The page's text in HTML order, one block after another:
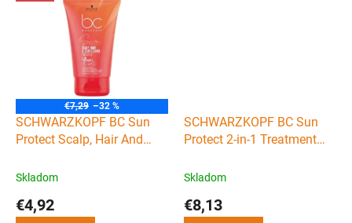
€7,29 –32 %
SCHWARZKOPF BC Sun
Protect Scalp, Hair And
slnečný šampón 3v1
Skladom
€4,92
SCHWARZKOPF BC Sun
Protect 2-in-1 Treatment
slnení
Skladom
€8,13